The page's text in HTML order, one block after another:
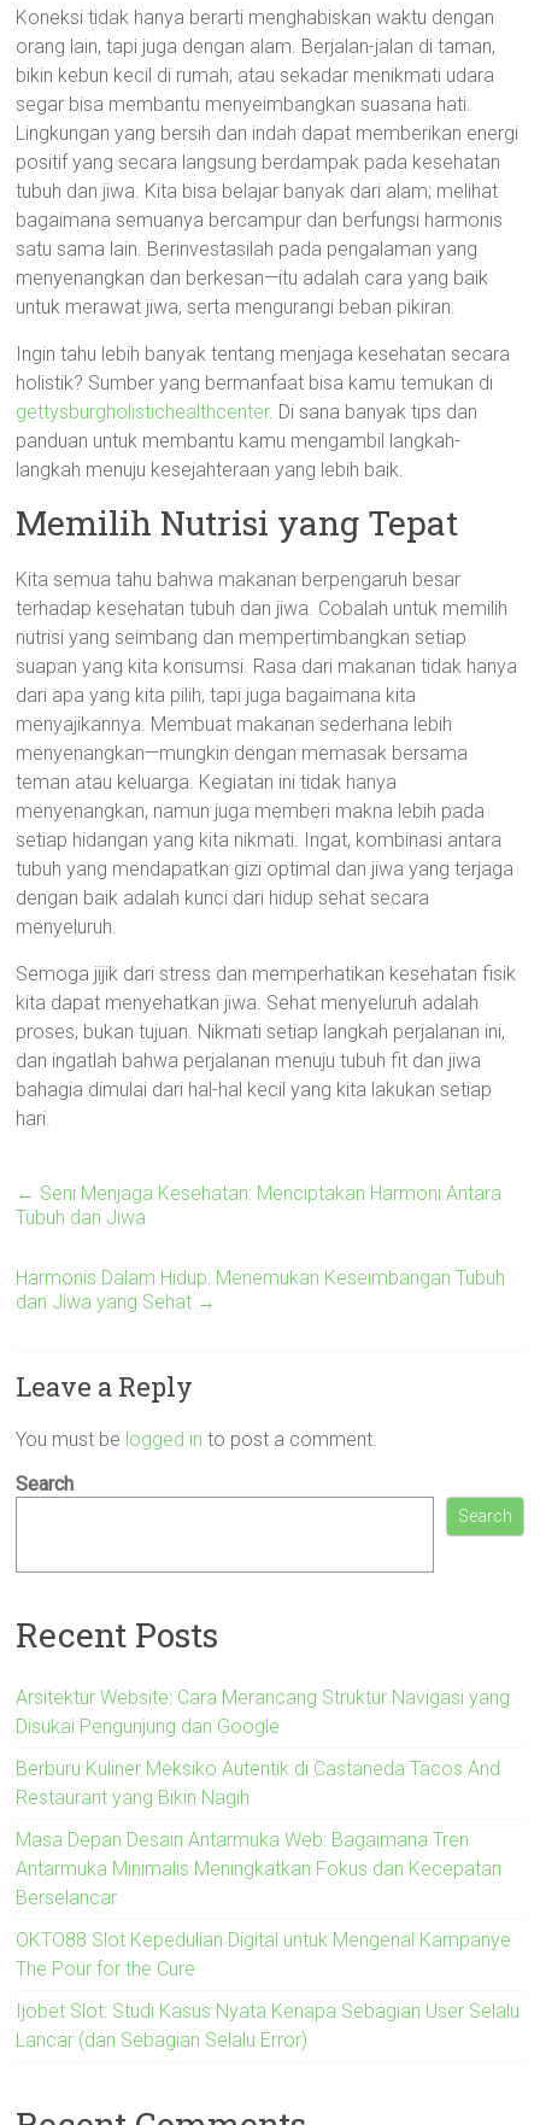
Koneksi tidak hanya berarti menghabiskan waktu dengan
orang lain, tapi juga dengan alam. Berjalan-jalan di taman,
bikin kebun kecil di rumah, atau sekadar menikmati udara
segar bisa membantu menyeimbangkan suasana hati.
Lingkungan yang bersih dan indah dapat memberikan energi
positif yang secara langsung berdampak pada kesehatan
tubuh dan jiwa. Kita bisa belajar banyak dari alam; melihat
bagaimana semuanya bercampur dan berfungsi harmonis
satu sama lain. Berinvestasilah pada pengalaman yang
menyenangkan dan berkesan—itu adalah cara yang baik
untuk merawat jiwa, serta mengurangi beban pikiran.
Ingin tahu lebih banyak tentang menjaga kesehatan secara
holistik? Sumber yang bermanfaat bisa kamu temukan di
gettysburgholistichealthcenter. Di sana banyak tips dan
panduan untuk membantu kamu mengambil langkah-
langkah menuju kesejahteraan yang lebih baik.
Memilih Nutrisi yang Tepat
Kita semua tahu bahwa makanan berpengaruh besar
terhadap kesehatan tubuh dan jiwa. Cobalah untuk memilih
nutrisi yang seimbang dan mempertimbangkan setiap
suapan yang kita konsumsi. Rasa dari makanan tidak hanya
dari apa yang kita pilih, tapi juga bagaimana kita
menyajikannya. Membuat makanan sederhana lebih
menyenangkan—mungkin dengan memasak bersama
teman atau keluarga. Kegiatan ini tidak hanya
menyenangkan, namun juga memberi makna lebih pada
setiap hidangan yang kita nikmati. Ingat, kombinasi antara
tubuh yang mendapatkan gizi optimal dan jiwa yang terjaga
dengan baik adalah kunci dari hidup sehat secara
menyeluruh.
Semoga jijik dari stress dan memperhatikan kesehatan fisik
kita dapat menyehatkan jiwa. Sehat menyeluruh adalah
proses, bukan tujuan. Nikmati setiap langkah perjalanan ini,
dan ingatlah bahwa perjalanan menuju tubuh fit dan jiwa
bahagia dimulai dari hal-hal kecil yang kita lakukan setiap
hari.
← Seni Menjaga Kesehatan: Menciptakan Harmoni Antara
Tubuh dan Jiwa
Harmonis Dalam Hidup: Menemukan Keseimbangan Tubuh
dan Jiwa yang Sehat →
Leave a Reply
You must be logged in to post a comment.
Search
Search
Recent Posts
Arsitektur Website: Cara Merancang Struktur Navigasi yang
Disukai Pengunjung dan Google
Berburu Kuliner Meksiko Autentik di Castaneda Tacos And
Restaurant yang Bikin Nagih
Masa Depan Desain Antarmuka Web: Bagaimana Tren
Antarmuka Minimalis Meningkatkan Fokus dan Kecepatan
Berselancar
OKTO88 Slot Kepedulian Digital untuk Mengenal Kampanye
The Pour for the Cure
Ijobet Slot: Studi Kasus Nyata Kenapa Sebagian User Selalu
Lancar (dan Sebagian Selalu Error)